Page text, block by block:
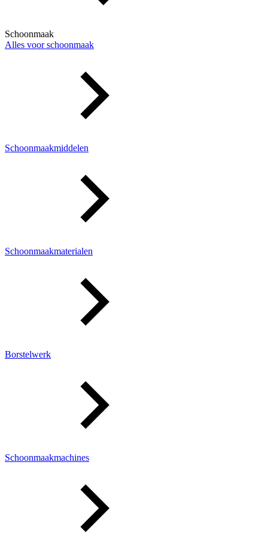
Schoonmaak
Alles voor schoonmaak
Schoonmaakmiddelen
Schoonmaakmaterialen
Borstelwerk
Schoonmaakmachines